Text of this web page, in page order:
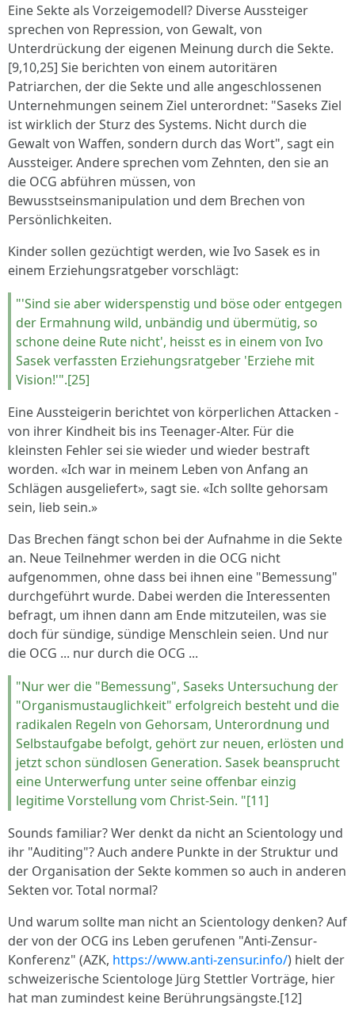
Eine Sekte als Vorzeigemodell? Diverse Aussteiger
sprechen von Repression, von Gewalt, von
Unterdrückung der eigenen Meinung durch die Sekte.
[9,10,25] Sie berichten von einem autoritären
Patriarchen, der die Sekte und alle angeschlossenen
Unternehmungen seinem Ziel unterordnet: "Saseks Ziel
ist wirklich der Sturz des Systems. Nicht durch die
Gewalt von Waffen, sondern durch das Wort", sagt ein
Aussteiger. Andere sprechen vom Zehnten, den sie an
die OCG abführen müssen, von
Bewusstseinsmanipulation und dem Brechen von
Persönlichkeiten.
Kinder sollen gezüchtigt werden, wie Ivo Sasek es in
einem Erziehungsratgeber vorschlägt:
"'Sind sie aber widerspenstig und böse oder entgegen
der Ermahnung wild, unbändig und übermütig, so
schone deine Rute nicht', heisst es in einem von Ivo
Sasek verfassten Erziehungsratgeber 'Erziehe mit
Vision!'".[25]
Eine Aussteigerin berichtet von körperlichen Attacken -
von ihrer Kindheit bis ins Teenager-Alter. Für die
kleinsten Fehler sei sie wieder und wieder bestraft
worden. «Ich war in meinem Leben von Anfang an
Schlägen ausgeliefert», sagt sie. «Ich sollte gehorsam
sein, lieb sein.»
Das Brechen fängt schon bei der Aufnahme in die Sekte
an. Neue Teilnehmer werden in die OCG nicht
aufgenommen, ohne dass bei ihnen eine "Bemessung"
durchgeführt wurde. Dabei werden die Interessenten
befragt, um ihnen dann am Ende mitzuteilen, was sie
doch für sündige, sündige Menschlein seien. Und nur
die OCG ... nur durch die OCG ...
"Nur wer die "Bemessung", Saseks Untersuchung der
"Organismustauglichkeit" erfolgreich besteht und die
radikalen Regeln von Gehorsam, Unterordnung und
Selbstaufgabe befolgt, gehört zur neuen, erlösten und
jetzt schon sündlosen Generation. Sasek beansprucht
eine Unterwerfung unter seine offenbar einzig
legitime Vorstellung vom Christ-Sein. "[11]
Sounds familiar? Wer denkt da nicht an Scientology und
ihr "Auditing"? Auch andere Punkte in der Struktur und
der Organisation der Sekte kommen so auch in anderen
Sekten vor. Total normal?
Und warum sollte man nicht an Scientology denken? Auf
der von der OCG ins Leben gerufenen "Anti-Zensur-
Konferenz" (AZK, https://www.anti-zensur.info/) hielt der
schweizerische Scientologe Jürg Stettler Vorträge, hier
hat man zumindest keine Berührungsängste.[12]